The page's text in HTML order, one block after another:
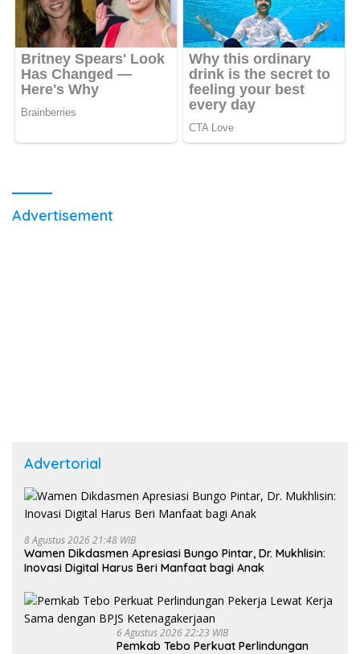
Advertisement
Advertorial
8 Agustus 2026 21:48 WIB
Wamen Dikdasmen Apresiasi Bungo Pintar, Dr. Mukhlisin:
Inovasi Digital Harus Beri Manfaat bagi Anak
6 Agustus 2026 22:23 WIB
Pemkab Tebo Perkuat Perlindungan